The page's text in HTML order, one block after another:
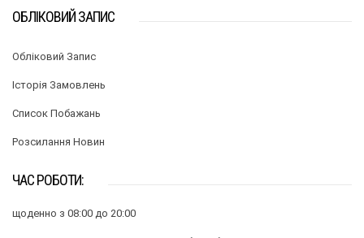
ОБЛІКОВИЙ ЗАПИС
Обліковий Запис
Історія Замовлень
Список Побажань
Розсилання Новин
ЧАС РОБОТИ:
щоденно з 08:00 до 20:00